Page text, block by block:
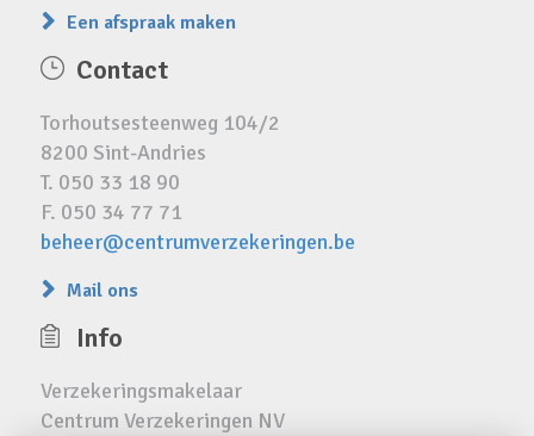
Een afspraak maken
Contact
Torhoutsesteenweg 104/2
8200 Sint-Andries
T. 050 33 18 90
F. 050 34 77 71
beheer@centrumverzekeringen.be
Mail ons
Info
Verzekeringsmakelaar
Centrum Verzekeringen NV